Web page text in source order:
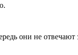
они не